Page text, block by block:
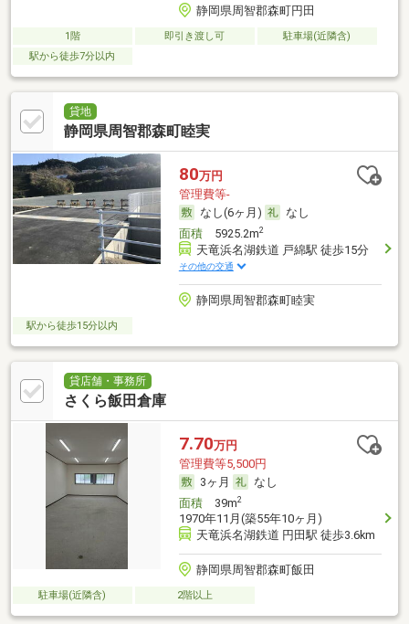
静岡県周智郡森町円田
1階 即引き渡し可
駐車場(近隣含)
駅から徒歩7分以内
貸地
静岡県周智郡森町睦実
80万円
管理費等-
なし(6ヶ月)
なし
面積5925.2m2
天竜浜名湖鉄道 戸綿駅 徒歩15分
その他の交通
静岡県周智郡森町睦実
駅から徒歩15分以内
貸店舗・事務所
さくら飯田倉庫
7.70万円
管理費等5,500円
3ヶ月
なし
面積39m2
1970年11月(築55年10ヶ月)
天竜浜名湖鉄道 円田駅 徒歩3.6km
静岡県周智郡森町飯田
駐車場(近隣含) 2階以上